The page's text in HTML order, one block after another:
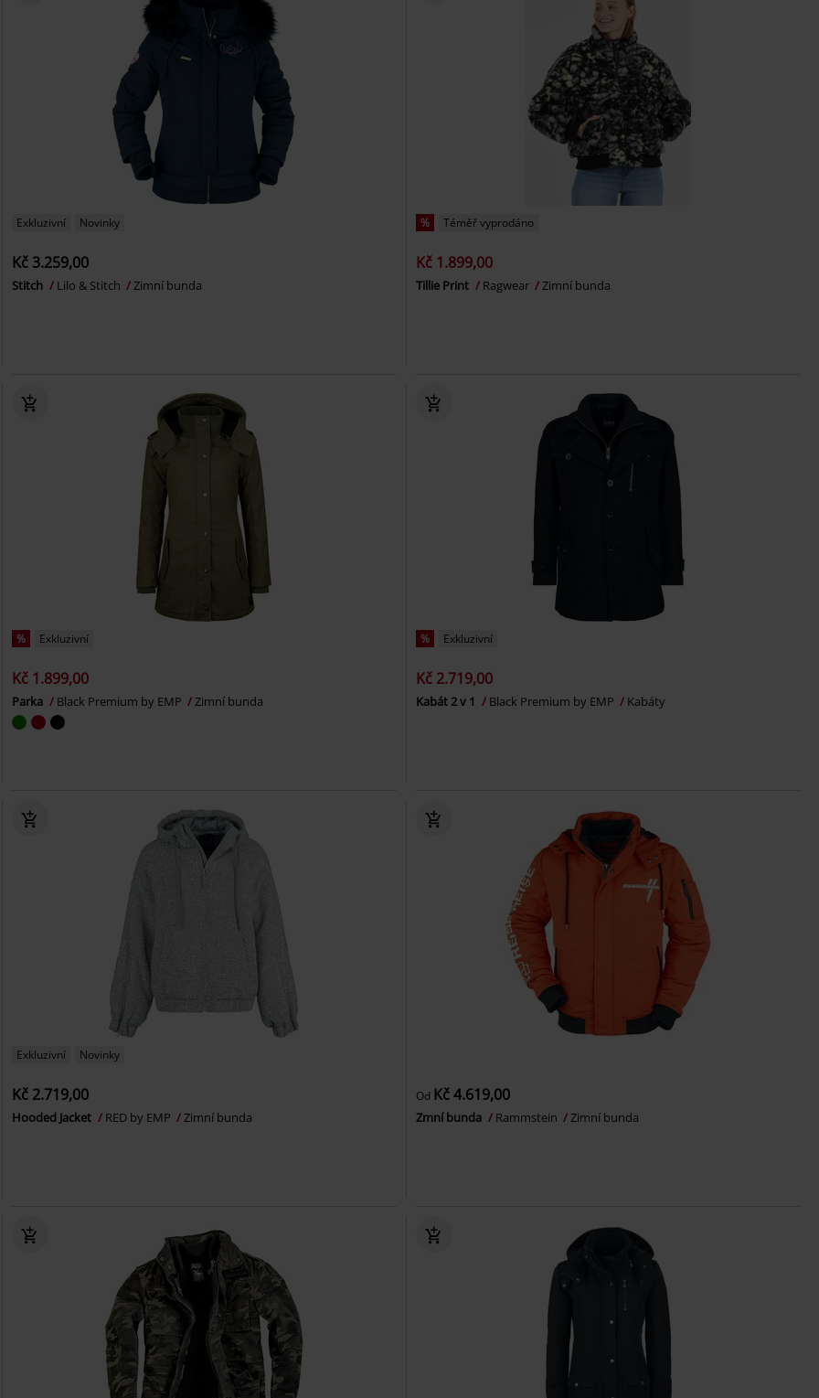
Exkluzivní Novinky
Kč 3.259,00
Stitch Lilo & Stitch Zimní bunda
% Téměř vyprodáno
Kč 1.899,00
Tillie Print Ragwear Zimní bunda
% Exkluzivní
Kč 1.899,00
Parka Black Premium by EMP Zimní bunda
% Exkluzivní
Kč 2.719,00
Kabát 2 v 1 Black Premium by EMP Kabáty
Exkluzivní Novinky
Kč 2.719,00
Hooded Jacket RED by EMP Zimní bunda
Od Kč 4.619,00
Zmní bunda Rammstein Zimní bunda